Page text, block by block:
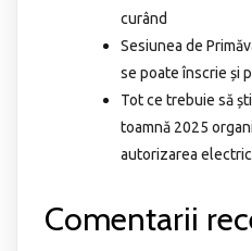
curând
Sesiunea de
se poate înscrie și
Tot ce trebuie să
toamnă 2025
autorizarea
Comentarii